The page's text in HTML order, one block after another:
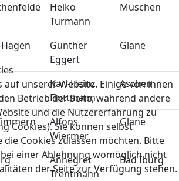
Heiko
Turmann
Müschen
Günther
Eggert
Glane
Karl-Heinz
Flottmann
Aschen
Alfons
Wiermer
Glane
Annegret
Trentmann
Bad Iburg
auf unserer Website. Einige von ihnen
Betrieb der Seite, während andere
und die Nutzererfahrung zu
Cookies). Sie können selbst
die Cookies zulassen möchten. Bitte
bei einer Ablehnung womöglich nicht
der Seite zur Verfügung stehen.